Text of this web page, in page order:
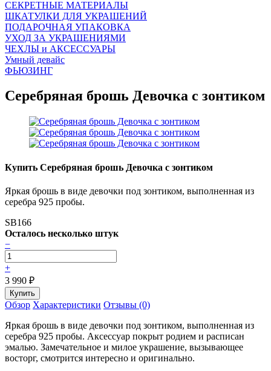
СЕКРЕТНЫЕ МАТЕРИАЛЫ
ШКАТУЛКИ ДЛЯ УКРАШЕНИЙ
ПОДАРОЧНАЯ УПАКОВКА
УХОД ЗА УКРАШЕНИЯМИ
ЧEХЛЫ и АКСЕССУАРЫ
Умный девайс
ФЬЮЗИНГ
Серебряная брошь Девочка с зонтиком
Купить Серебряная брошь Девочка с зонтиком
Яркая брошь в виде девочки под зонтиком, выполненная из
серебра 925 пробы.
SB166
Осталось несколько штук
−
+
3 990 ₽
Обзор Характеристики Отзывы (0)
Яркая брошь в виде девочки под зонтиком, выполненная из
серебра 925 пробы. Аксессуар покрыт родием и расписан
эмалью. Замечательное и милое украшение, вызывающее
восторг, смотрится интересно и оригинально.